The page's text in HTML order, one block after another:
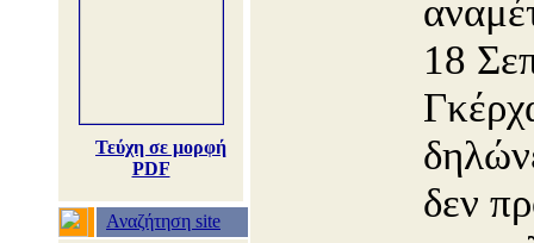
Τεύχη σε μορφή
PDF
Αναζήτηση site
18
δεν